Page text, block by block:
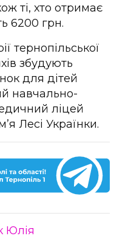
ті, хто отримає
6200 грн.
тернопільської
збудують
для дітей
навчально-
ліцей
Лесі Українки.
Юлія